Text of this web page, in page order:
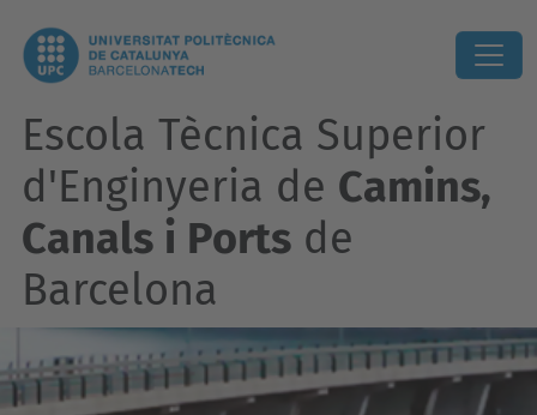
Escola Tècnica Superior
d'Enginyeria de Camins,
Canals i Ports de
Barcelona